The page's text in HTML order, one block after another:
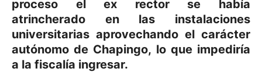
proceso el ex rector se había
atrincherado en las instalaciones
universitarias aprovechando el carácter
autónomo de Chapingo, lo que impediría
a la fiscalía ingresar.